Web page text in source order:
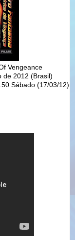
Vengeance
de 2012 (Brasil)
Sábado (17/03/12)